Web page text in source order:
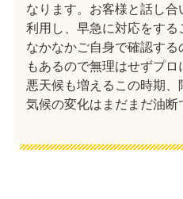
なります。お客様と話し
利用し、早急に対応をする
なかなかご自身で確認す
もあるので無理はせずプロ
悪天候も増えるこの時期、
気候の変化はまだまだ油断